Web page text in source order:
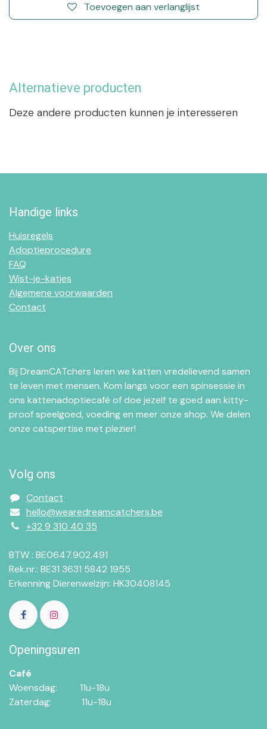
Toevoegen aan verlanglijst
Alternatieve producten
Deze andere producten kunnen je interesseren
Handige links
Huisregels
Adoptieprocedure
FAQ
Wist-je-katjes
Algemene voorwaarden
Contact
Over ons
Bij DreamCATchers leren we katten vredelievend samen
te leven met mensen. Kom langs voor een spinsessie in
ons kattenadoptiecafé of doe jezelf te goed aan kitty-
proof speelgoed, voeding en meer onze shop. We delen
onze catspertise met plezier!
Volg ons
Contact
hello@wearedreamcatchers.be
+32 9 310 40 35
BTW : BE0647.902.491
Rek.nr.: BE31 3631 5842 1955
Erkenning Dierenwelzijn: HK30408145
Openingsuren
Café
Woensdag:​​
11u-18u
Zaterdag:​
​11u-18u